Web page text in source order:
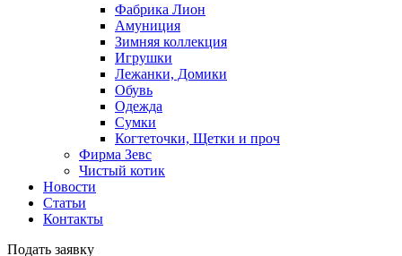
Фабрика Лион
Амуниция
Зимняя коллекция
Игрушки
Лежанки, Домики
Обувь
Одежда
Сумки
Когтеточки, Щетки и проч
Фирма Зевс
Чистый котик
Новости
Статьи
Контакты
Подать заявку